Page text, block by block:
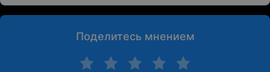
Поделитесь мнением